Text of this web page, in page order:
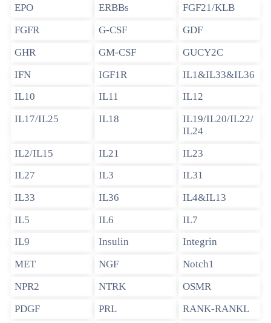
EPO
ERBBs
FGF21/KLB
FGFR
G-CSF
GDF
GHR
GM-CSF
GUCY2C
IFN
IGF1R
IL1&IL33&IL36
IL10
IL11
IL12
IL17/IL25
IL18
IL19/IL20/IL22/
IL24
IL2/IL15
IL21
IL23
IL27
IL3
IL31
IL33
IL36
IL4&IL13
IL5
IL6
IL7
IL9
Insulin
Integrin
MET
NGF
Notch1
NPR2
NTRK
OSMR
PDGF
PRL
RANK-RANKL